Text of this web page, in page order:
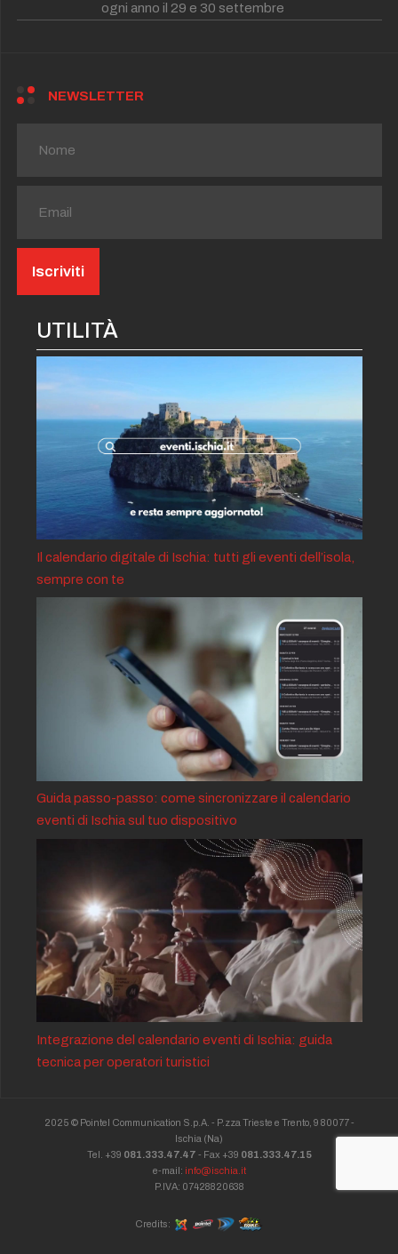
ogni anno il 29 e 30 settembre
NEWSLETTER
UTILITÀ
Il calendario digitale di Ischia: tutti gli eventi dell’isola,
sempre con te
Guida passo-passo: come sincronizzare il calendario
eventi di Ischia sul tuo dispositivo
Integrazione del calendario eventi di Ischia: guida
tecnica per operatori turistici
2025 © Pointel Communication S.p.A. - P.zza Trieste e Trento, 9 80077 -
Ischia (Na)
Tel. +39 081.333.47.47 - Fax +39 081.333.47.15
e-mail: info@ischia.it
P.IVA: 07428820638
Credits: